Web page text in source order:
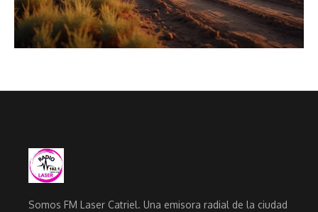
Somos FM Laser Catriel. Una emisora radial de la ciudad